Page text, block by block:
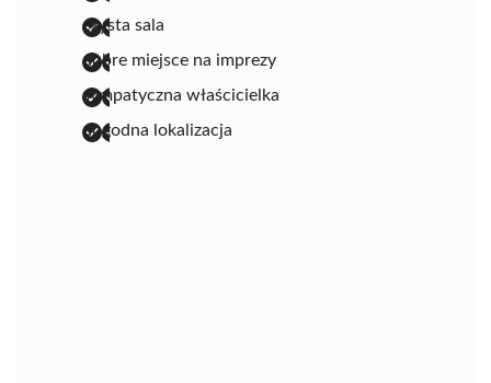
czysta sala
dobre miejsce na imprezy
sympatyczna właścicielka
dogodna lokalizacja